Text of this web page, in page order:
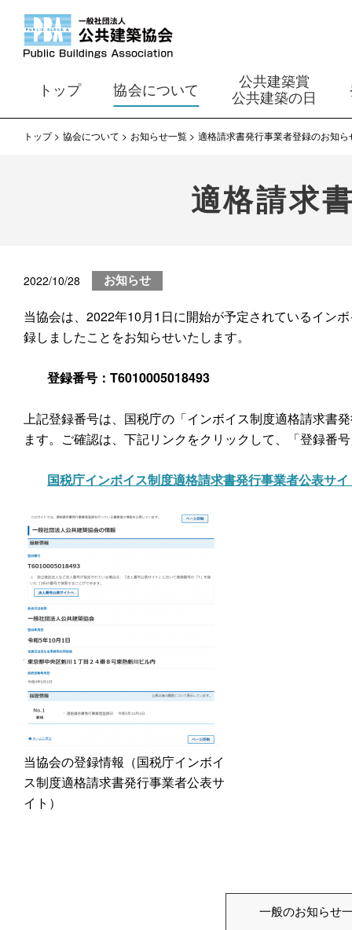
トップ 協会について
公共建築賞
公共建築の日
トップ 協会について お知らせ一覧 適格請求書発行事業者登録のお知ら
適格請求
2022/10/28 お知らせ
当協会は、2022年10月1日に開始が予定されているイン
録しましたことをお知らせいたします。
登録番号：T6010005018493
上記登録番号は、国税庁の「インボイス制度適格請求書
ます。ご確認は、下記リンクをクリックして、「登録番
国税庁インボイス制度適格請求書発行事業者公表サ
当協会の登録情報（国税庁インボイ
ス制度適格請求書発行事業者公表サ
イト）
一般のお知らせ